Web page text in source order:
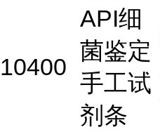
10400
API细
菌鉴定
手工试
剂条